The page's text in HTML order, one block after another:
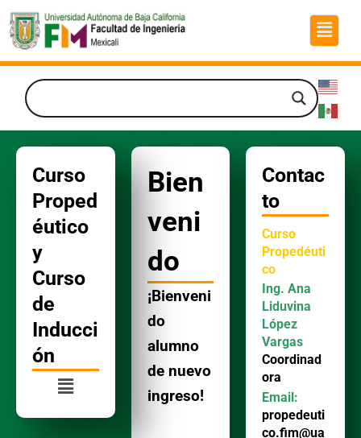
al
contenido
Menú
Curso
Proped
éutico
y
Curso
de
Inducci
ón
Menú
Bien
veni
do
¡Bienveni
do
alumno
de nuevo
ingreso!
Contac
to
Curso
Propedéuti
co
Ing. Ana
Liduvina
López
Vargas
Coordinad
ora
Email:
propedeuti
co.fim@ua